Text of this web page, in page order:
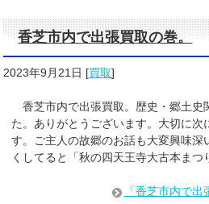
香芝市内で出張買取の巻。
2023年9月21日 [買取]
香芝市内で出張買取。歴史・郷土史
た。ありがとうございます。大切に次
す。ご主人の故郷のお話も大変興味深
くしてると「秋の四天王寺大古本まつ
「香芝市内で